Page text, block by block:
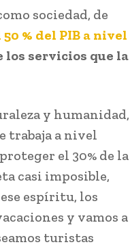
sociedad, de
% del PIB a nivel
los servicios que la
y humanidad,
trabaja a nivel
el 30% de la
casi imposible,
espíritu, los
y vamos a
turistas